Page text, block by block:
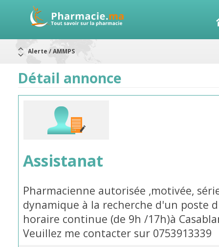
Aureomycine ophtalmique : Rappel de lots
RAPPELS DE LOTS
Rappel de lots : ANTITOXINE TÉTANIQUE 1500.
Détail annonce
Assistanat
Pharmacienne autorisée ,motivée,
dynamique à la recherche d'un poste
horaire continue (de 9h /17h)à
Veuillez me contacter sur 0753913339